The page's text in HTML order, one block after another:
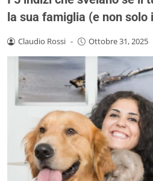
la sua famiglia (e non solo
Claudio Rossi - Ottobre 31, 2025